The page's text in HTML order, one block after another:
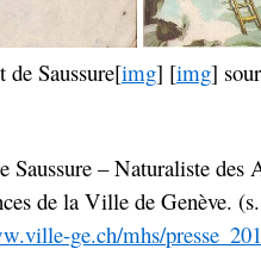
Saussure[img] [img]
Saussure – Naturaliste des
de la Ville de Genève.
ge.ch/mhs/